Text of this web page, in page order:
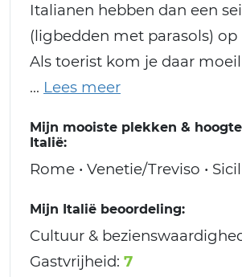
Italianen hebben dan een
(ligbedden met parasols) op
Als toerist kom je daar
Mijn mooiste plekken &
Italië:
Rome • Venetie/Treviso •
Mijn Italië beoordeling:
Cultuur &
Gastvrijheid: 7